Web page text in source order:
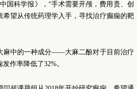
国科学报》，“手术需要开颅，费用贵、创
望从传统药理学入手，寻找治疗癫痫的靶
麻中的一种成分——大麻二酚对于目前治疗
作率降低了32%。